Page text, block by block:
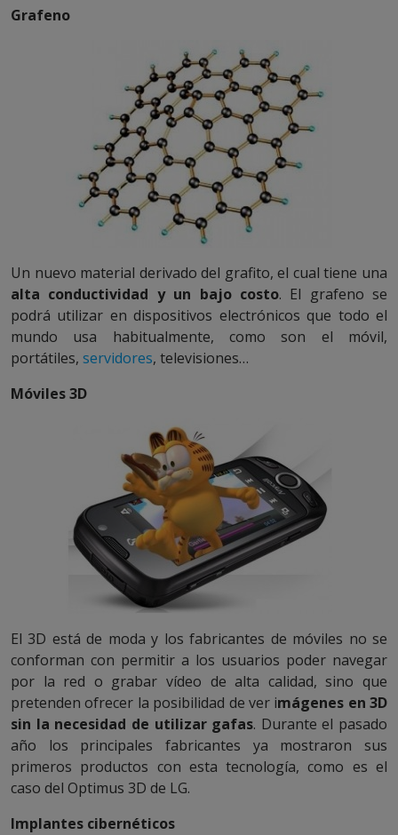
Grafeno
Un nuevo material derivado del grafito, el cual tiene una
alta conductividad y un bajo costo. El grafeno se
podrá utilizar en dispositivos electrónicos que todo el
mundo usa habitualmente, como son el móvil,
portátiles, servidores, televisiones…
Móviles 3D
El 3D está de moda y los fabricantes de móviles no se
conforman con permitir a los usuarios poder navegar
por la red o grabar vídeo de alta calidad, sino que
pretenden ofrecer la posibilidad de ver imágenes en 3D
sin la necesidad de utilizar gafas. Durante el pasado
año los principales fabricantes ya mostraron sus
primeros productos con esta tecnología, como es el
caso del Optimus 3D de LG.
Implantes cibernéticos